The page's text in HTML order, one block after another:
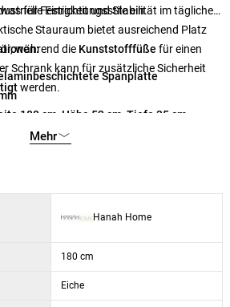
Einrichtungsstile ein.
für Festigkeit und Stabilität im täglichen
Stauraum bietet ausreichend Platz
während die Kunststofffüße für einen
Schrank kann für zusätzliche Sicherheit
werden.
Spanplatte
180 cm, Höhe 52 cm, Tiefe 35 cm
Mehr
Hanah Home
180 cm
Eiche